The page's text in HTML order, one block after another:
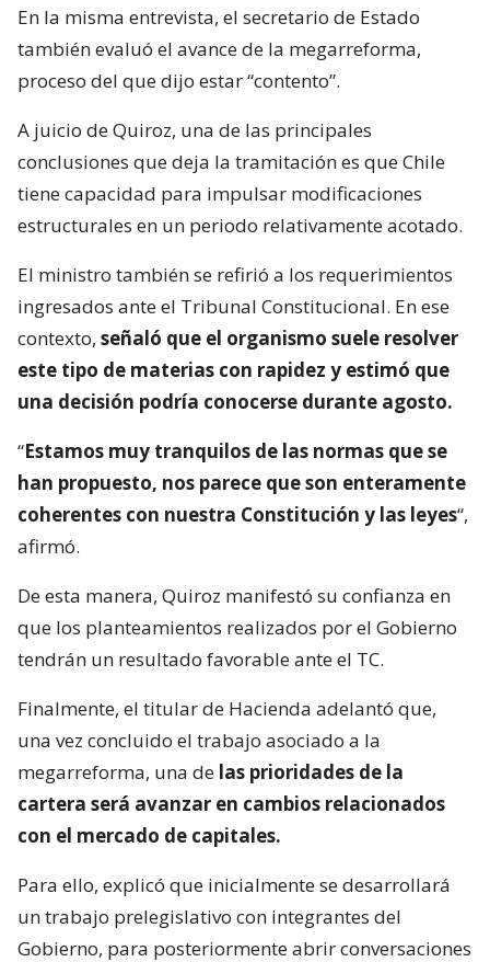
En la misma entrevista, el secretario de Estado
también evaluó el avance de la megarreforma,
proceso del que dijo estar “contento”.
A juicio de Quiroz, una de las principales
conclusiones que deja la tramitación es que Chile
tiene capacidad para impulsar modificaciones
estructurales en un periodo relativamente acotado.
El ministro también se refirió a los requerimientos
ingresados ante el Tribunal Constitucional. En ese
contexto, señaló que el organismo suele resolver
este tipo de materias con rapidez y estimó que
una decisión podría conocerse durante agosto.
“Estamos muy tranquilos de las normas que se
han propuesto, nos parece que son enteramente
coherentes con nuestra Constitución y las leyes“,
afirmó.
De esta manera, Quiroz manifestó su confianza en
que los planteamientos realizados por el Gobierno
tendrán un resultado favorable ante el TC.
Finalmente, el titular de Hacienda adelantó que,
una vez concluido el trabajo asociado a la
megarreforma, una de las prioridades de la
cartera será avanzar en cambios relacionados
con el mercado de capitales.
Para ello, explicó que inicialmente se desarrollará
un trabajo prelegislativo con integrantes del
Gobierno, para posteriormente abrir conversaciones